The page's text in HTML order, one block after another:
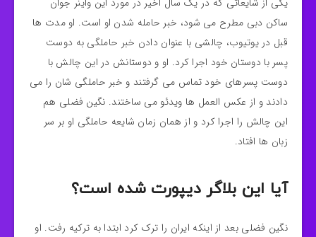
یکی از شایعاتی که در یک سال اخیر در مورد این واینر جوان
ساکن دبی مطرح می شود، خبر حامله شدن او است. او مدت ها
قبل در یوتیوب، چالشی با عنوان دادن خبر حاملگی به دوست
پسر با دوستان خود اجرا کرد. او و دوستانش در این چالش با
دوست پسرهای خود تماس می گرفتند و خبر حاملگی شان را می
دادند و از عکس العمل ها ویدئو می ساختند. نگین فضلی هم
این چالش را اجرا کرد و از همان زمان شایعه حاملگی او بر سر
زبان ها افتاد.
آیا این بلاگر دیپورت شده است؟
نگین فضلی بعد از اینکه ایران را ترک کرد ابتدا به ترکیه رفت. او